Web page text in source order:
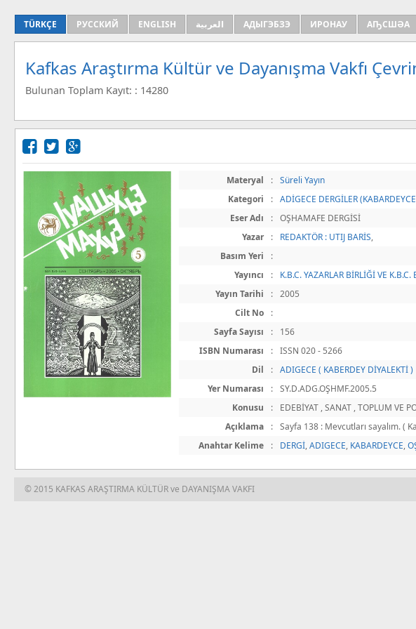
TÜRKÇE РУССКИЙ ENGLISH العربية АДЫГЭБЗЭ ИРОНАУ АҦСШӘА
Kafkas Araştırma Kültür ve Dayanışma Vakfı
Bulunan Toplam Kayıt: : 14280
Materyal :
Süreli Yayın
Kategori
: ADİGECE DERGİLER
Eser Adı
:
OŞHAMAFE DERGİSİ
Yazar
: REDAKTÖR : UTIJ BARİS,
Basım Yeri
:
Yayıncı
:
K.B.C. YAZARLAR BİRLİĞİ VE
Yayın Tarihi
:
2005
Cilt No
:
Sayfa Sayısı
:
156
ISBN Numarası
:
ISSN 020 - 5266
Dil
:
ADIGECE ( KABERDEY DİYALEKTİ )
Yer Numarası
:
SY.D.ADG.OŞHMF.2005.5
Konusu
:
EDEBİYAT , SANAT , TOPLUM VE
Açıklama
:
Sayfa 138 : Mevcutları sayalım. (
Anahtar Kelime
: DERGİ,ADIGECE, KABARDEYCE,
© 2015 KAFKAS ARAŞTIRMA KÜLTÜR ve DAYANIŞMA VAKFI